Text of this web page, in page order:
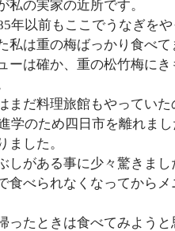
私の実家の近所です。
年以前もここでうなぎを
私は重の梅ばっかり食べて
ーは確か、重の松竹梅に
まだ料理旅館もやってい
学のため四日市を離れま
ました。
しがある事に少々驚きまし
食べられなくなってから
ったときは食べてみようと